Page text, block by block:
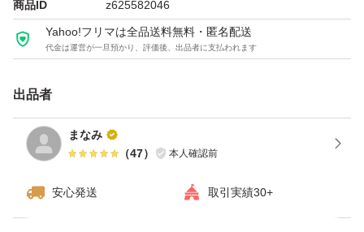
商品ID z625582046
Yahoo!フリマは全品送料無料・匿名配送
代金は運営が一旦預かり、評価後、出品者に支払われます
出品者
まなみ
（47） 本人確認前
安心発送 取引実績30+